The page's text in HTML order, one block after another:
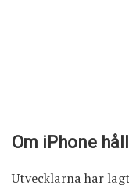
Om iPhone
Utvecklarna har